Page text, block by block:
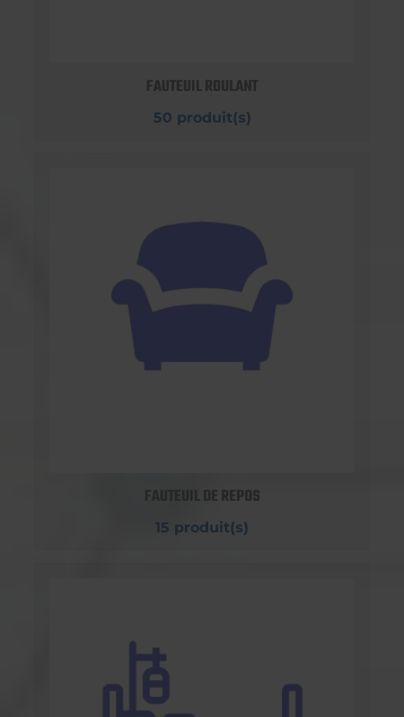
FAUTEUIL ROULANT
50 produit(s)
FAUTEUIL DE REPOS
15 produit(s)